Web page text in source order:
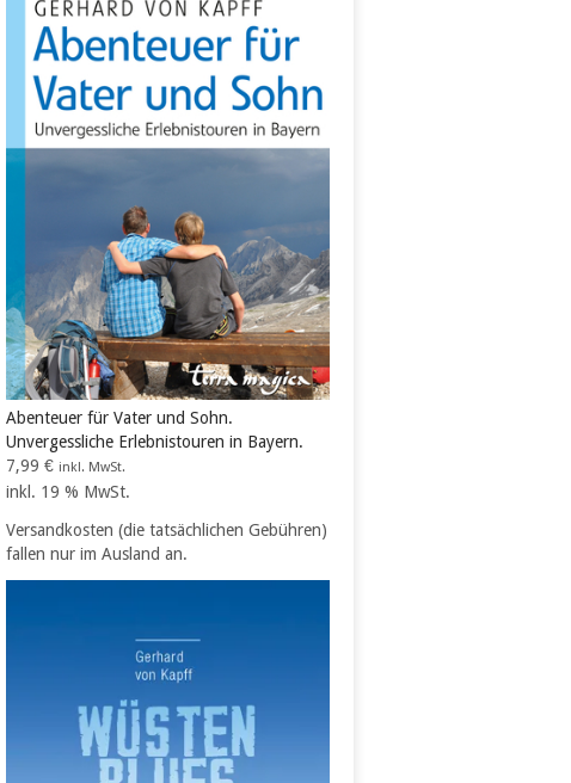
Abenteuer für Vater und Sohn.
Unvergessliche Erlebnistouren in Bayern.
7,99€ inkl. MwSt.
inkl. 19 % MwSt.
Versandkosten (die tatsächlichen Gebühren)
fallen nur im Ausland an.